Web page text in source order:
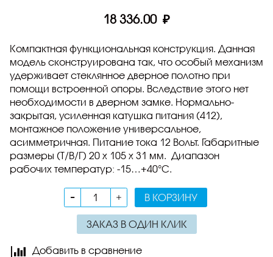
18 336.00 ₽
Компактная функциональная конструкция. Данная
модель сконструирована так, что особый механизм
удерживает стеклянное дверное полотно при
помощи встроенной опоры. Вследствие этого нет
необходимости в дверном замке. Нормально-
закрытая, усиленная катушка питания (412),
монтажное положение универсальное,
асимметричная. Питание тока 12 Вольт. Габаритные
размеры (Т/В/Г) 20 х 105 х 31 мм. Диапазон
рабочих температур: -15…+40°C.
В КОРЗИНУ
ЗАКАЗ В ОДИН КЛИК
Добавить в сравнение